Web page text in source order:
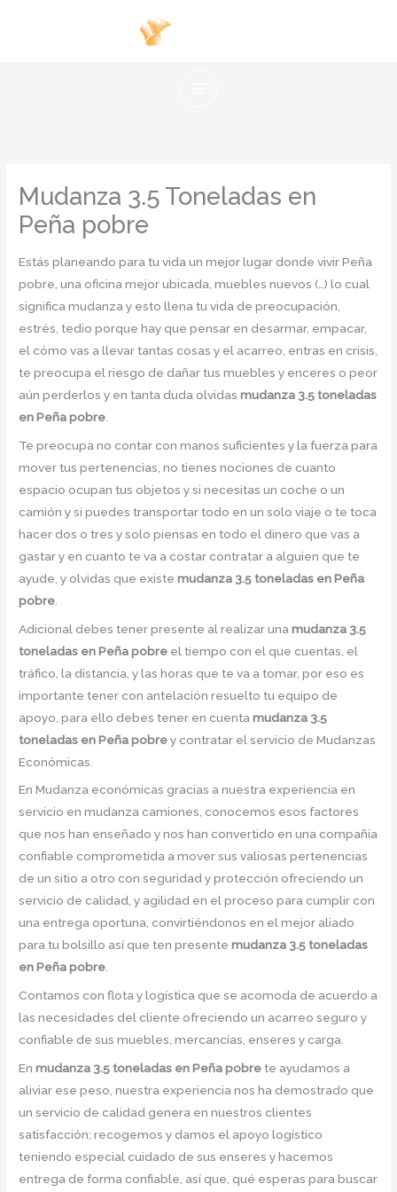
Mudanza 3.5 Toneladas en
Peña pobre
Estás planeando para tu vida un mejor lugar donde vivir Peña
pobre, una oficina mejor ubicada, muebles nuevos (…) lo cual
significa mudanza y esto llena tu vida de preocupación,
estrés, tedio porque hay que pensar en desarmar, empacar,
el cómo vas a llevar tantas cosas y el acarreo, entras en crisis,
te preocupa el riesgo de dañar tus muebles y enceres o peor
aún perderlos y en tanta duda olvidasmudanza 3.5 toneladas
en Peña pobre
Te preocupa no contar con manos suficientes y la fuerza para
mover tus pertenencias, no tienes nociones de cuanto
espacio ocupan tus objetos y si necesitas un coche o un
camión y si puedes transportar todo en un solo viaje o te toca
hacer dos o tres y solo piensas en todo el dinero que vas a
gastar y en cuanto te va a costar contratar a alguien que te
ayude, y olvidas que existemudanza 3.5 toneladas en Peña
pobre
Adicional debes tener presente al realizar unamudanza 3.5
toneladas en Peña pobre el tiempo con el que cuentas, el
tráfico, la distancia, y las horas que te va a tomar, por eso es
importante tener con antelación resuelto tu equipo de
apoyo, para ello debes tener en cuentamudanza 3.5
toneladas en Peña pobrey contratar el servicio de Mudanzas
Económicas.
En Mudanza económicas gracias a nuestra experiencia en
servicio en mudanza camiones, conocemos esos factores
que nos han enseñado y nos han convertido en una compañía
confiable comprometida a mover sus valiosas pertenencias
de un sitio a otro con seguridad y protección ofreciendo un
servicio de calidad, y agilidad en el proceso para cumplir con
una entrega oportuna, convirtiéndonos en el mejor aliado
para tu bolsillo así que ten presentemudanza 3.5 toneladas
en Peña pobre.
Contamos con flota y logística que se acomoda de acuerdo a
las necesidades del cliente ofreciendo un acarreo seguro y
confiable de sus muebles, mercancías, enseres y carga.
Enmudanza 3.5 toneladas en Peña pobre te ayudamos a
aliviar ese peso, nuestra experiencia nos ha demostrado que
un servicio de calidad genera en nuestros clientes
satisfacción; recogemos y damos el apoyo logístico
teniendo especial cuidado de sus enseres y hacemos
entrega de forma confiable, así que, qué esperas para buscar